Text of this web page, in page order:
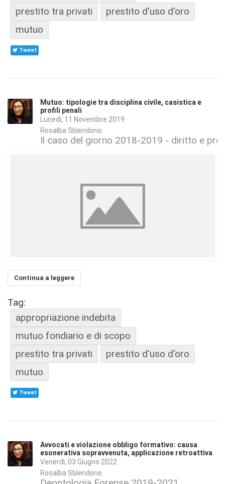
prestito tra privati
prestito d'uso d'oro
mutuo
Tweet
Mutuo: tipologie tra disciplina civile, casistica e
profili penali
Lunedì, 11 Novembre 2019
Rosalba Sblendorio
Il caso del giorno 2018-2019 - diritto e
Continua a leggere
Tag:
appropriazione indebita
mutuo fondiario e di scopo
prestito tra privati
prestito d'uso d'oro
mutuo
Tweet
Avvocati e violazione obbligo formativo: causa
esonerativa sopravvenuta, applicazione retroattiva
Venerdì, 03 Giugno 2022
Rosalba Sblendorio